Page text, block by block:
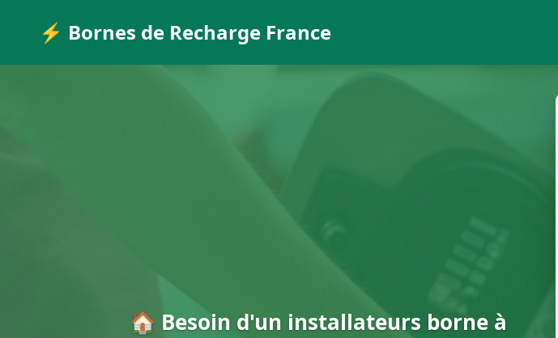
⚡ Bornes de Recharge France
🏠 Besoin d'un installateurs borne à